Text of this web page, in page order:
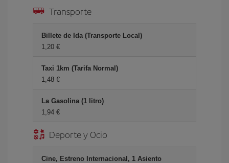
Transporte
Billete de Ida (Transporte Local)
1,20 €
Taxi 1km (Tarifa Normal)
1,48 €
La Gasolina (1 litro)
1,94 €
Deporte y Ocio
Cine, Estreno Internacional, 1 Asiento